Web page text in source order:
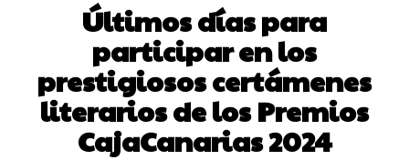
Últimos días para
participar en los
prestigiosos certámenes
literarios de los Premios
CajaCanarias 2024